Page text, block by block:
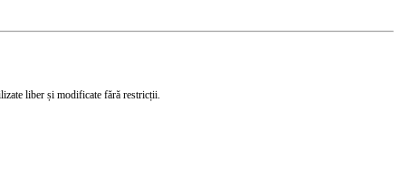
liber și modificate fără restricții.